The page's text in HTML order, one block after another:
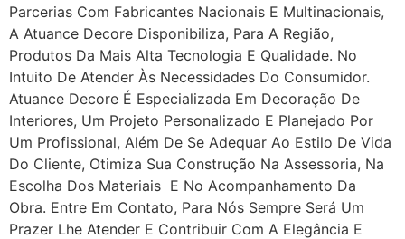
Parcerias Com Fabricantes Nacionais E Multinacionais,
A Atuance Decore Disponibiliza, Para A Região,
Produtos Da Mais Alta Tecnologia E Qualidade. No
Intuito De Atender Às Necessidades Do Consumidor.
Atuance Decore É Especializada Em Decoração De
Interiores, Um Projeto Personalizado E Planejado Por
Um Profissional, Além De Se Adequar Ao Estilo De Vida
Do Cliente, Otimiza Sua Construção Na Assessoria, Na
Escolha Dos Materiais E No Acompanhamento Da
Obra. Entre Em Contato, Para Nós Sempre Será Um
Prazer Lhe Atender E Contribuir Com A Elegância E